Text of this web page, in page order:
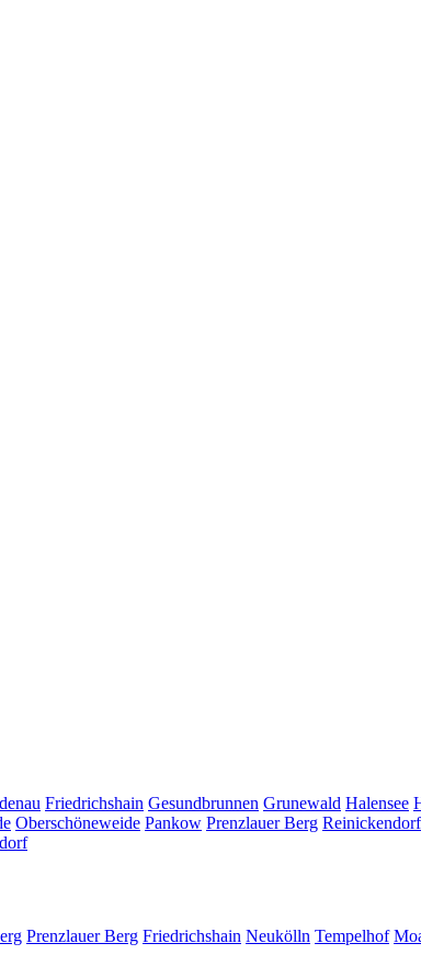
Friedrichshain Gesundbrunnen Grunewald Halensee
Oberschöneweide Pankow Prenzlauer Berg Reinickendorf
Prenzlauer Berg Friedrichshain Neukölln Tempelhof